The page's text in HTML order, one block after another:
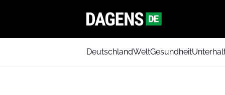
DeutschlandWeltGesundheit